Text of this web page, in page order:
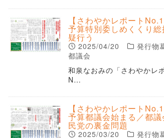
【さわやかレポート
予算特別委しめくくり総
疑行う
2025/04/20
発行物
都議会
和泉なおみの「さわやかレ
N…
【さわやかレポート
予算都議会始まる／都議
民党の裏金問題
2025/03/20
発行物